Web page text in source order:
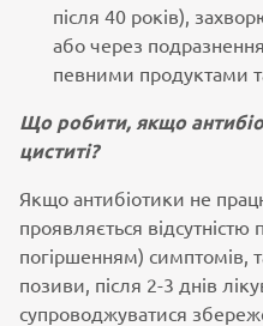
після 40 років),
або через
певними продуктами
Що робити, якщо
циститі?
Якщо антибіотики не
проявляється
погіршенням) симптомів,
позиви, після 2-3 днів
супроводжуватися